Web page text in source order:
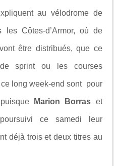
au vélodrome de
Côtes-d’Armor, où de
être distribués, que ce
sprint ou les courses
long week-end sont pour
Marion Borras et
ce samedi leur
déjà trois et deux titres au